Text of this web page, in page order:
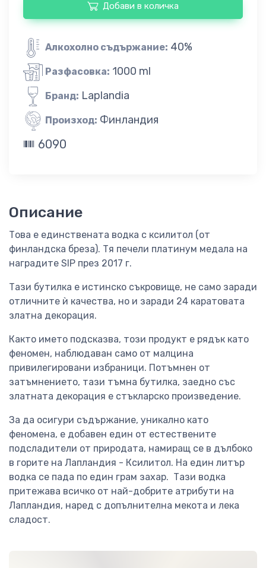
Добави в количка
Алкохолно съдържание: 40%
Разфасовка: 1000 ml
Бранд: Laplandia
Произход: Финландия
6090
Описание
Това е единствената водка с ксилитол (от
финландска бреза). Тя печели платинум медала на
наградите SIP през 2017 г.
Тази бутилка е истинско съкровище, не само заради
отличните ѝ качества, но и заради 24 каратовата
златна декорация.
Както името подсказва, този продукт е рядък като
феномен, наблюдаван само от малцина
привилегировани избраници. Потъмнен от
затъмнението, тази тъмна бутилка, заедно със
златната декорация е стъкларско произведение.
За да осигури съдържание, уникално като
феномена, е добавен един от естествените
подсладители от природата, намиращ се в дълбоко
в горите на Лапландия - Ксилитол. На един литър
водка се пада по един грам захар. Тази водка
притежава всичко от най-добрите атрибути на
Лапландия, наред с допълнителна мекота и лека
сладост.